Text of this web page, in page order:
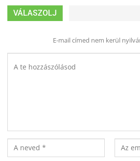
VÁLASZOLJ
E-mail címed nem kerül